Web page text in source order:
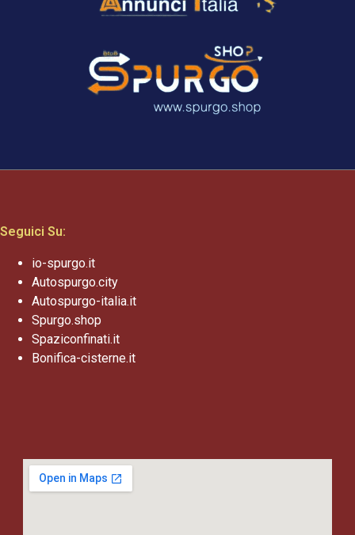
Seguici Su:
io-spurgo.it
Autospurgo.city
Autospurgo-italia.it
Spurgo.shop
Spaziconfinati.it
Bonifica-cisterne.it